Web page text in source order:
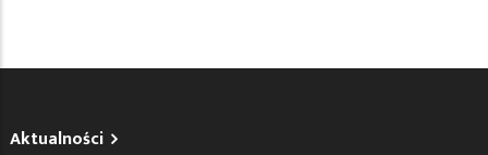
Aktualności